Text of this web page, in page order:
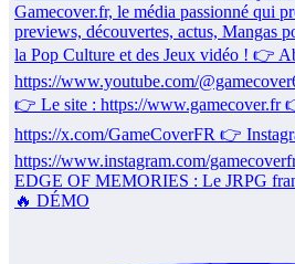
EDGE OF MEMORIES : Le JRPG
🔥 DÉMO